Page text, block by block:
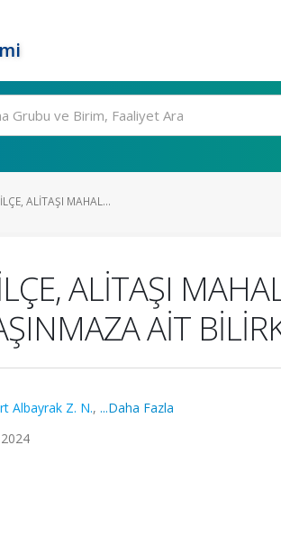
ALİTAŞI MAHAL...
ALİTAŞI
AİT
Albayrak Z. N., ...Daha Fazla